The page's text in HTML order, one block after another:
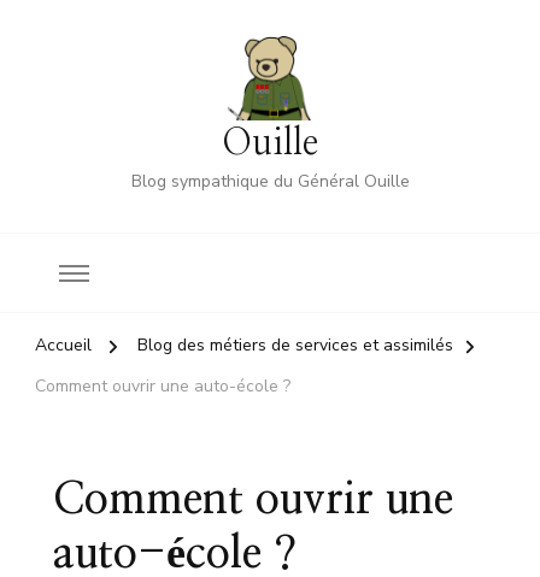
Ouille
Blog sympathique du Général Ouille
Accueil
Blog des métiers de services et assimilés
Comment ouvrir une auto-école ?
Comment ouvrir une
auto-école ?